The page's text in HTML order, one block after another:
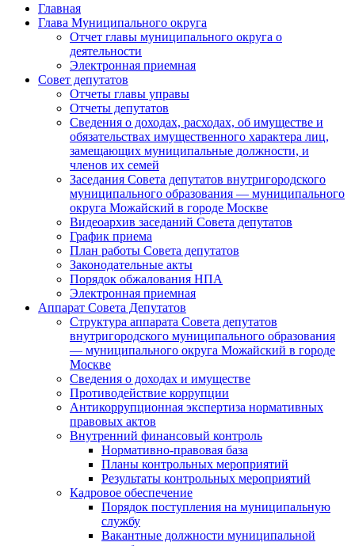
Главная
Глава Муниципального округа
Отчет главы муниципального округа о
деятельности
Электронная приемная
Совет депутатов
Отчеты главы управы
Отчеты депутатов
Сведения о доходах, расходах, об имуществе и
обязательствах имущественного характера лиц,
замещающих муниципальные должности, и
членов их семей
Заседания Совета депутатов внутригородского
муниципального образования — муниципального
округа Можайский в городе Москве
Видеоархив заседаний Совета депутатов
График приема
План работы Совета депутатов
Законодательные акты
Порядок обжалования НПА
Электронная приемная
Аппарат Совета Депутатов
Структура аппарата Совета депутатов
внутригородского муниципального образования
— муниципального округа Можайский в городе
Москве
Сведения о доходах и имуществе
Противодействие коррупции
Антикоррупционная экспертиза нормативных
правовых актов
Внутренний финансовый контроль
Нормативно-правовая база
Планы контрольных мероприятий
Результаты контрольных мероприятий
Кадровое обеспечение
Порядок поступления на муниципальную
службу
Вакантные должности муниципальной